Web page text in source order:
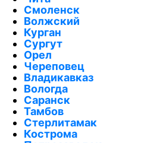
Смоленск
Волжский
Курган
Сургут
Орел
Череповец
Владикавказ
Вологда
Саранск
Тамбов
Стерлитамак
Кострома